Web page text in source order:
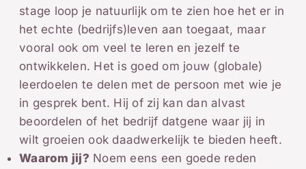
stage loop je natuurlijk om te zien hoe het er in
het echte (bedrijfs)leven aan toegaat, maar
vooral ook om veel te leren en jezelf te
ontwikkelen. Het is goed om jouw (globale)
leerdoelen te delen met de persoon met wie je
in gesprek bent. Hij of zij kan dan alvast
beoordelen of het bedrijf datgene waar jij in
wilt groeien ook daadwerkelijk te bieden heeft.
Waarom jij? Noem eens een goede reden